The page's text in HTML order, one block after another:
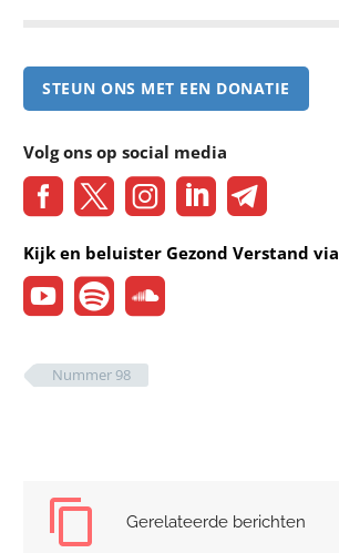
STEUN ONS MET EEN DONATIE
Volg ons op social media
Kijk en beluister Gezond Verstand via
Nummer 98
Gerelateerde berichten